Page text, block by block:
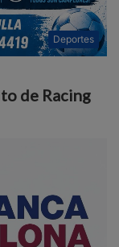
Deportes
de Racing